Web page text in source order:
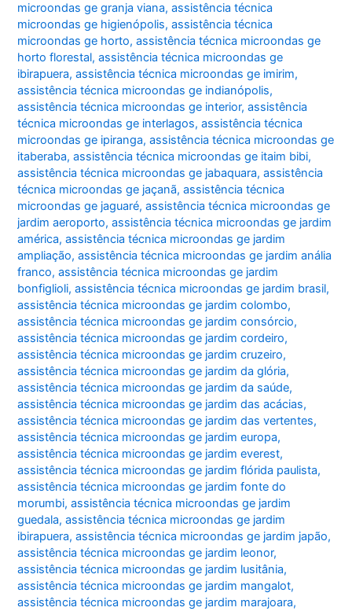
microondas ge granja viana,assistência técnica
microondas ge higienópolis,assistência técnica
microondas ge horto,assistência técnica microondas ge
horto florestal,assistência técnica microondas ge
ibirapuera,assistência técnica microondas ge imirim,
assistência técnica microondas ge indianópolis,
assistência técnica microondas ge interior,assistência
técnica microondas ge interlagos,assistência técnica
microondas ge ipiranga,assistência técnica microondas ge
itaberaba,assistência técnica microondas ge itaim bibi,
assistência técnica microondas ge jabaquara,assistência
técnica microondas ge jaçanã,assistência técnica
microondas ge jaguaré,assistência técnica microondas ge
jardim aeroporto,assistência técnica microondas ge jardim
américa,assistência técnica microondas ge jardim
ampliação,assistência técnica microondas ge jardim anália
franco,assistência técnica microondas ge jardim
bonfiglioli,assistência técnica microondas ge jardim brasil,
assistência técnica microondas ge jardim colombo,
assistência técnica microondas ge jardim consórcio,
assistência técnica microondas ge jardim cordeiro,
assistência técnica microondas ge jardim cruzeiro,
assistência técnica microondas ge jardim da glória,
assistência técnica microondas ge jardim da saúde,
assistência técnica microondas ge jardim das acácias,
assistência técnica microondas ge jardim das vertentes,
assistência técnica microondas ge jardim europa,
assistência técnica microondas ge jardim everest,
assistência técnica microondas ge jardim flórida paulista,
assistência técnica microondas ge jardim fonte do
morumbi,assistência técnica microondas ge jardim
guedala,assistência técnica microondas ge jardim
ibirapuera,assistência técnica microondas ge jardim japão,
assistência técnica microondas ge jardim leonor,
assistência técnica microondas ge jardim lusitânia,
assistência técnica microondas ge jardim mangalot,
assistência técnica microondas ge jardim marajoara,